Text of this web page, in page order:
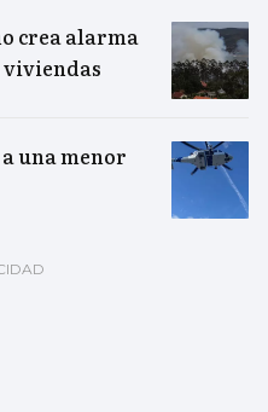
crea alarma
una menor